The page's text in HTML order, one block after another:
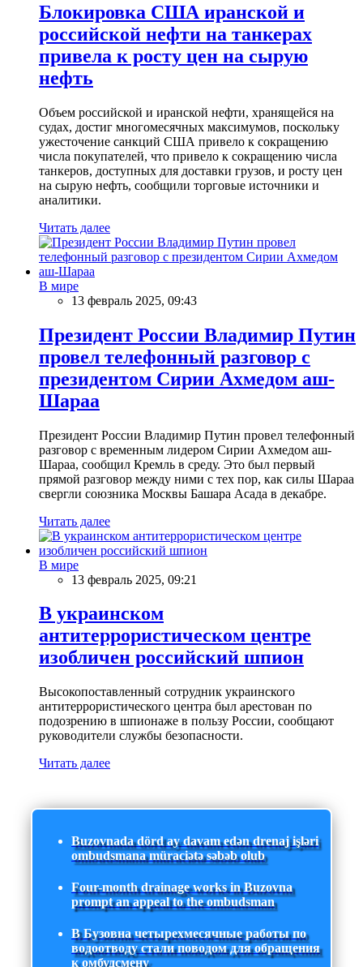
Блокировка США иранской и
российской нефти на танкерах
привела к росту цен на сырую
нефть
Объем российской и иранской нефти, хранящейся на
судах, достиг многомесячных максимумов, поскольку
ужесточение санкций США привело к сокращению
числа покупателей, что привело к сокращению числа
танкеров, доступных для доставки грузов, и росту цен
на сырую нефть, сообщили торговые источники и
аналитики.
Читать далее
В мире
13 февраль 2025, 09:43
Президент России Владимир Путин
провел телефонный разговор с
президентом Сирии Ахмедом аш-
Шараа
Президент России Владимир Путин провел телефонный
разговор с временным лидером Сирии Ахмедом аш-
Шараа, сообщил Кремль в среду. Это был первый
прямой разговор между ними с тех пор, как силы Шараа
свергли союзника Москвы Башара Асада в декабре.
Читать далее
В мире
13 февраль 2025, 09:21
В украинском
антитеррористическом центре
изобличен российский шпион
Высокопоставленный сотрудник украинского
антитеррористического центра был арестован по
подозрению в шпионаже в пользу России, сообщают
руководители службы безопасности.
Читать далее
Buzovnada dörd ay davam edən drenaj işləri
ombudsmana müraciətə səbəb olub
Four-month drainage works in Buzovna
prompt an appeal to the ombudsman
В Бузовна четырехмесячные работы по
водоотводу стали поводом для обращения
к омбудсмену